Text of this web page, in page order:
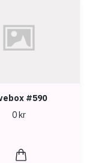
#590
0 kr